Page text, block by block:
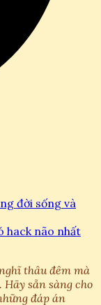
đời sống và
hack não nhất
thâu đêm mà
sẵn sàng cho
đáp án